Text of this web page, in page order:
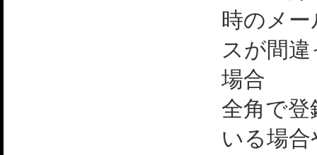
時のメ
スが間
場合
全角で
いる場